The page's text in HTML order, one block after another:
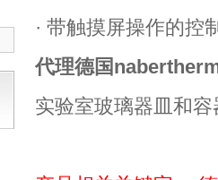
· 带触摸屏操作的控
代理德国
实验室玻璃器皿和